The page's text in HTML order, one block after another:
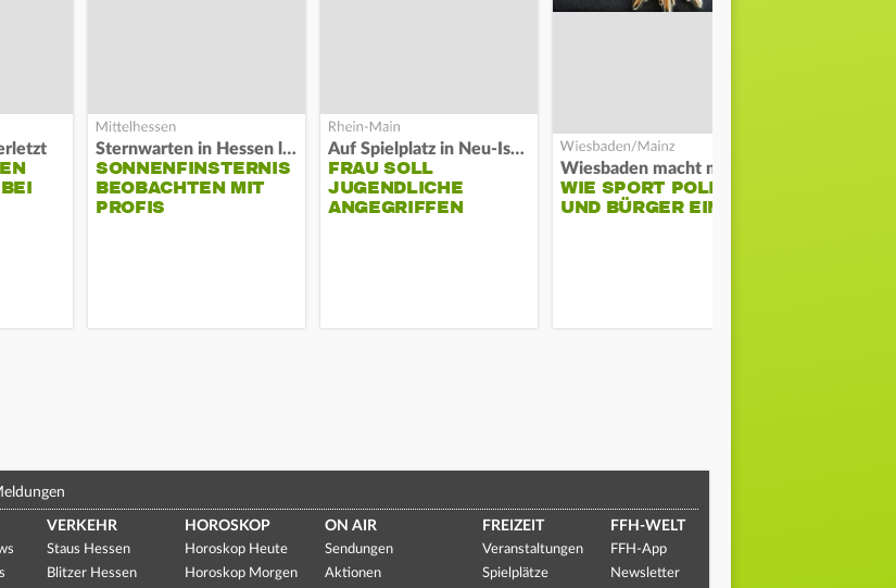
Sternwarten in Hessen laden ein
SONNENFINSTERNIS
BEOBACHTEN MIT
PROFIS
Auf Spielplatz in Neu-Isenburg
FRAU SOLL
JUGENDLICHE
ANGEGRIFFEN
Wiesbaden macht mobil
WIE SPORT POLIZEI
UND BÜRGER EINT
VERKEHR
Staus Hessen
Blitzer Hessen
HOROSKOP
Horoskop Heute
Horoskop Morgen
ON AIR
Sendungen
Aktionen
FREIZEIT
Veranstaltungen
Spielplätze
FFH-WELT
FFH-App
Newsletter